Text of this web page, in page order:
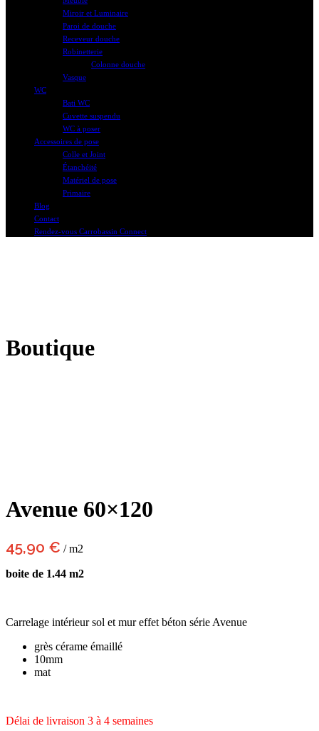
Miroir et Luminaire
Paroi de douche
Receveur douche
Robinetterie
Colonne douche
Vasque
WC
Bati WC
Cuvette suspendu
WC à poser
Accessoires de pose
Colle et Joint
Étanchéité
Matériel de pose
Primaire
Blog
Contact
Rendez-vous Carrobassin Connect
Boutique
Avenue 60×120
45,90 € / m2
boite de 1.44 m2
Carrelage intérieur sol et mur effet béton série Avenue
grès cérame émaillé
10mm
mat
Délai de livraison 3 à 4 semaines